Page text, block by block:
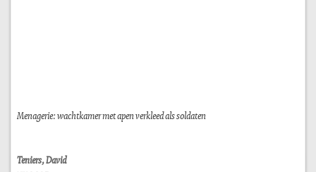
Menagerie: wachtkamer met apen verkleed als soldaten
Teniers, David